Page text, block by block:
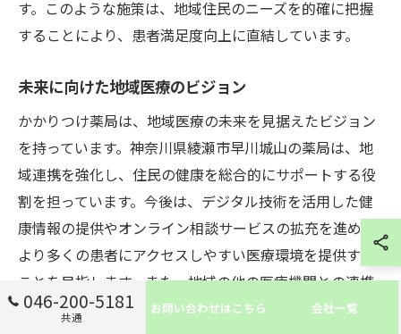
す。このような施策は、地域住民のニーズを的確に把握
することにより、患者満足度向上に直結しています。
未来に向けた地域医療のビジョン
かかりつけ薬局は、地域医療の未来を見据えたビジョン
を持っています。神奈川県綾瀬市早川城山の薬局は、地
域連携を強化し、住民の健康を総合的にサポートする役
割を担っています。今後は、デジタル技術を活用した健
康情報の提供やオンライン相談サービスの拡充を進め、
より多くの患者にアクセスしやすい医療環境を提供する
ことを目指します。また、地域の他の医療機関との連携
を深めることで、迅速かつ適切な医療サービスを提供
046-200-5181
共通
お問い合わせはこちら 会社一覧